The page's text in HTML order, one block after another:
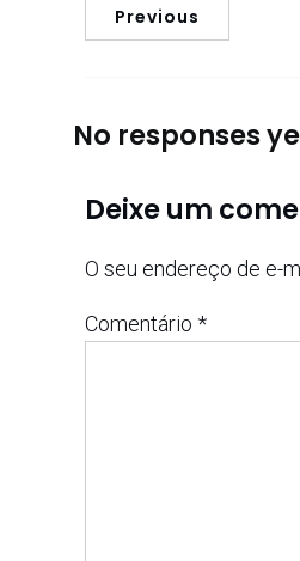
Previous
No responses
Deixe um
O seu endereço de e-
Comentário *